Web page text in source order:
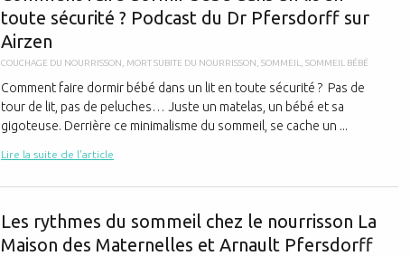
Asthme
Chirurgie
Comportement
Développement
Fièvre
Grossesse
Handicap
Hygiène
Médicaments
Nourrissons
toute sécurité ? Podcast du Dr Pfersdorff sur
Airzen
COUCHAGE DU NOURRISSON MORT SUBITE DU NOURRISSON SOMMEIL SOMMEIL BÉBÉ
Comment faire dormir bébé dans un lit en toute sécurité ? Pas de
tour de lit, pas de peluches… Juste un matelas, un bébé et sa
gigoteuse. Derrière ce minimalisme du sommeil, se cache un ...
Lire la suite de l'article
Les rythmes du sommeil chez le nourrisson La
Maison des Maternelles et Arnault Pfersdorff